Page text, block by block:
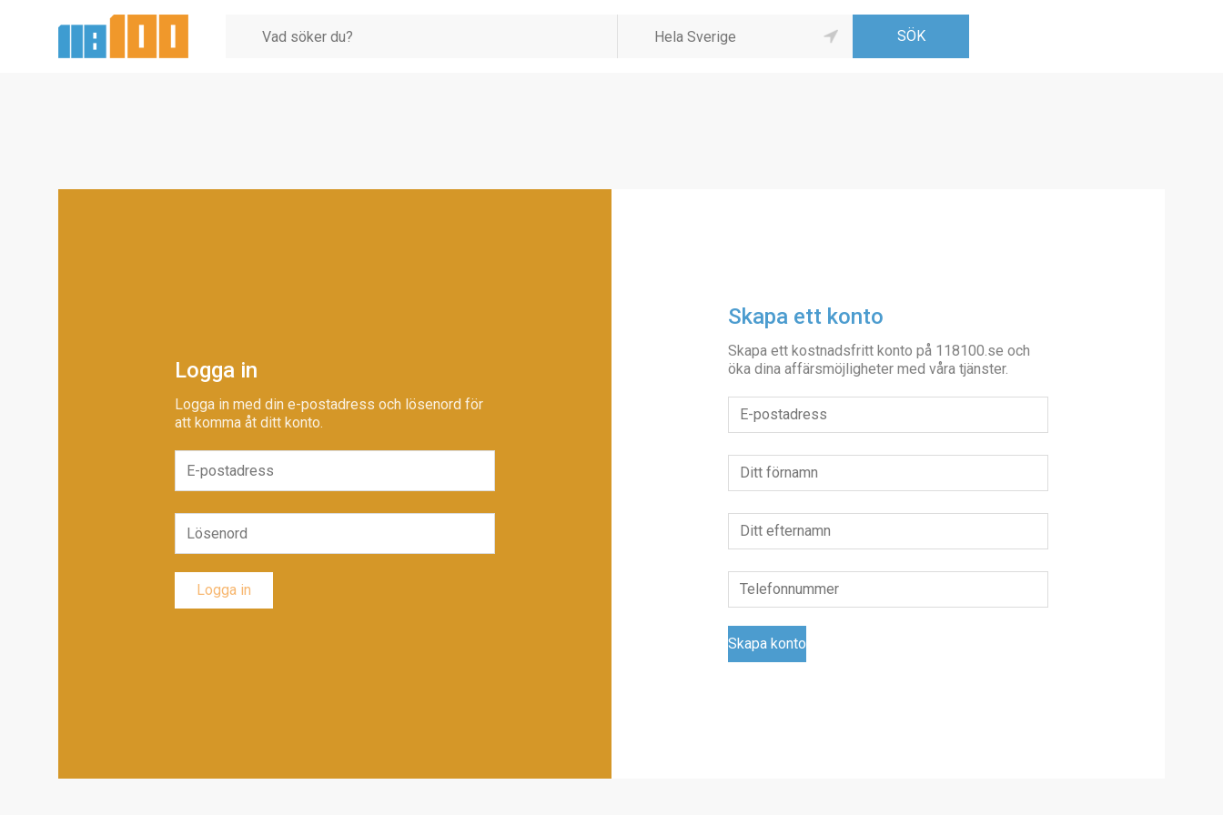
Logga in
Logga in med din e-postadress och lösenord för
att komma åt ditt konto.
Skapa ett konto
Skapa ett kostnadsfritt konto på 118100.se och
öka dina affärsmöjligheter med våra tjänster.